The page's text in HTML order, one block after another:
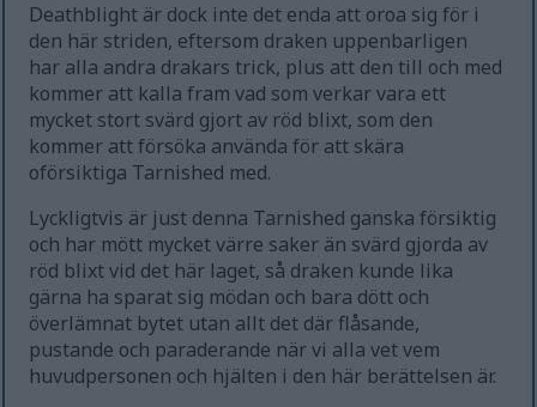
Deathblight är dock inte det enda att oroa sig för i
den här striden, eftersom draken uppenbarligen
har alla andra drakars trick, plus att den till och med
kommer att kalla fram vad som verkar vara ett
mycket stort svärd gjort av röd blixt, som den
kommer att försöka använda för att skära
oförsiktiga Tarnished med.
Lyckligtvis är just denna Tarnished ganska försiktig
och har mött mycket värre saker än svärd gjorda av
röd blixt vid det här laget, så draken kunde lika
gärna ha sparat sig mödan och bara dött och
överlämnat bytet utan allt det där flåsande,
pustande och paraderande när vi alla vet vem
huvudpersonen och hjälten i den här berättelsen är.